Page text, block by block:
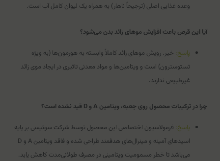
وعده غذایی اصلی (ترجیحاً ناهار) به همراه یک لیوان کامل آب است.
آیا این قرص باعث افزایش موهای زائد بدن می‌شود؟
پاسخ: خیر. رویش موهای زائد کاملاً وابسته به هورمون‌ها (به ویژه
تستوسترون) است و ویتامین‌ها و مواد معدنی تاثیری در ایجاد موی زائد
غیرطبیعی ندارند.
چرا در ترکیبات محصول روی جعبه، ویتامین A و D قید نشده است؟
پاسخ: فرمولاسیون اختصاصی این محصول توسط شرکت سوئیسی بر پایه
اسیدهای آمینه و مینرال‌های هدفمند طراحی شده و فاقد ویتامین A و D
می‌باشد تا خطر مسمومیت ویتامینی در مصرف طولانی‌مدت کاهش یابد.